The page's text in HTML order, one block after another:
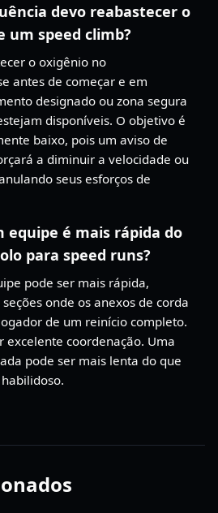
devo reabastecer o
um speed climb?
o oxigênio no
antes de começar e em
designado ou zona segura
disponíveis. O objetivo é
baixo, pois um aviso de
a diminuir a velocidade ou
seus esforços de
equipe é mais rápida do
para speed runs?
pode ser mais rápida,
onde os anexos de corda
de um reinício completo.
excelente coordenação. Uma
pode ser mais lenta do que